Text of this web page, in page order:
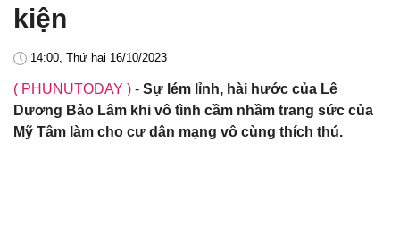
kiện
14:00, Thứ hai 16/10/2023
( PHUNUTODAY ) - Sự lém lỉnh, hài hước của Lê
Dương Bảo Lâm khi vô tình cầm nhầm trang sức của
Mỹ Tâm làm cho cư dân mạng vô cùng thích thú.